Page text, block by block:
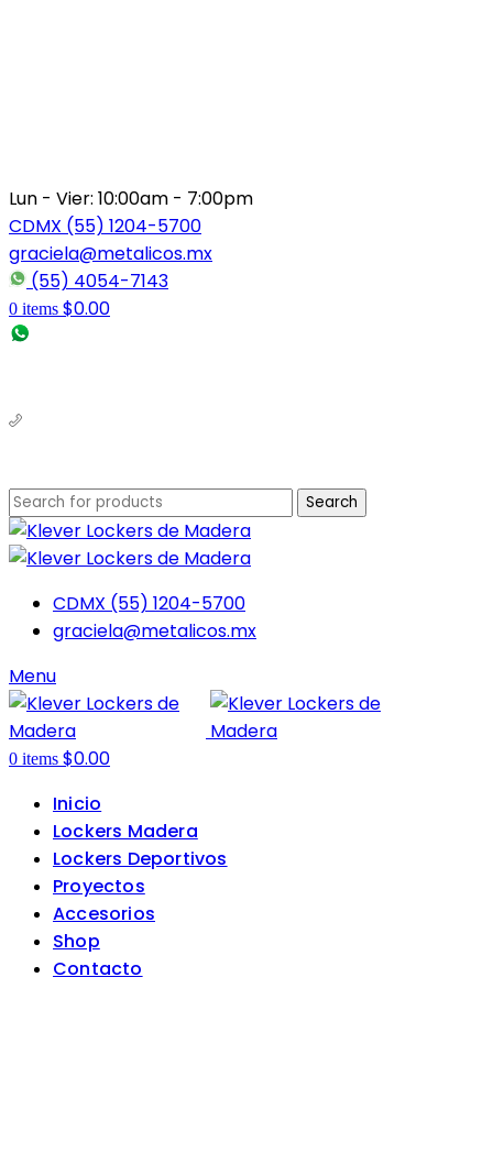
Lun - Vier: 10:00am - 7:00pm
CDMX (55) 1204-5700
graciela@metalicos.mx
(55) 4054-7143
0 items $0.00
Search
CDMX (55) 1204-5700
graciela@metalicos.mx
Menu
0 items $0.00
Inicio
Lockers Madera
Lockers Deportivos
Proyectos
Accesorios
Shop
Contacto